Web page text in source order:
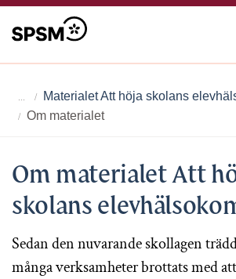
Materialet Att höja skolans
Om materialet
Om materialet Att
skolans
Sedan den nuvarande skollagen
många verksamheter brottats med